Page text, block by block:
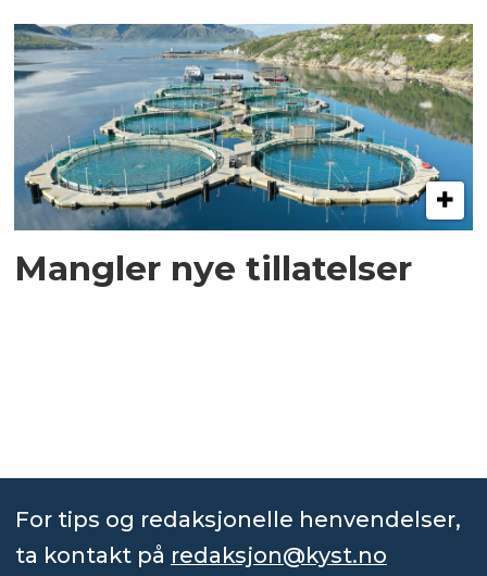
Mangler nye tillatelser
For tips og redaksjonelle henvendelser,
ta kontakt på redaksjon@kyst.no